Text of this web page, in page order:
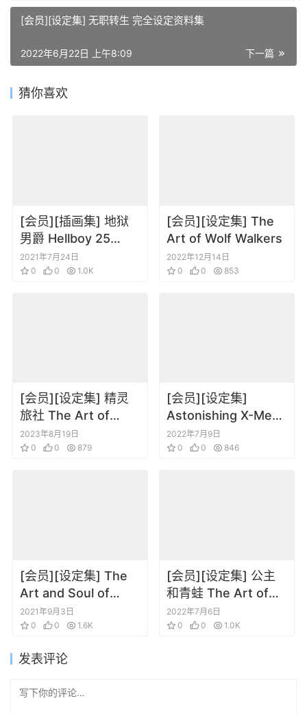
[会员][设定集] 无职转生 完全设定资料集
下一篇
2022年6月22日 上午8:09
猜你喜欢
[会员][插画集] 地狱
男爵 Hellboy 25
Years of Covers
(2019) DL版
2021年7月24日
0
0 1.0K
[会员][设定集] The
Art of Wolf Walkers
2022年12月14日
0
0 853
[会员][设定集] 精灵
旅社 The Art of
Hotel Transylvania
2023年8月19日
0
0 879
[会员][设定集]
Astonishing X-Men
Sketchbook
2022年7月9日
0
0 846
[会员][设定集] The
Art and Soul of
Blade Runner 2049
银翼杀手2049
2021年9月3日
0
0 1.6K
[会员][设定集] 公主
和青蛙 The Art of
The Princess and
the Frog
2022年7月6日
0
0 1.0K
发表评论